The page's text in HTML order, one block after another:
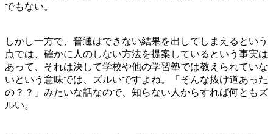
でもない。
しかし一方で、普通はできない結果を出してしまえるという
点では、確かに人のしない方法を提案しているという事実は
あって、それは決して学校や他の学習塾では教えられていな
いという意味では、ズルいですよね。「そんな抜け道あった
の？？」みたいな話なので、知らない人からすれば何ともズ
ルい。